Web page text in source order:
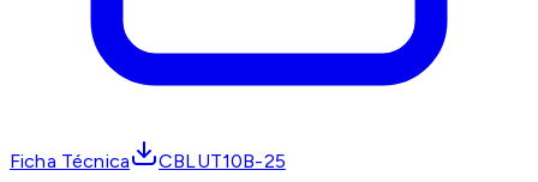
Ficha Técnica CBLUT10B-25